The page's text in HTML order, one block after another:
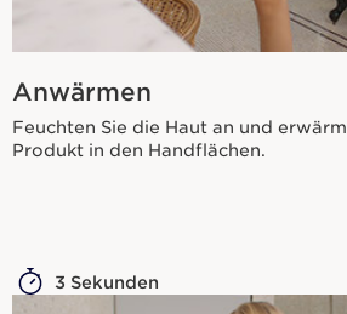
Anwärmen
Feuchten Sie die Haut an und
Produkt in den Handflächen.
3 Sekunden